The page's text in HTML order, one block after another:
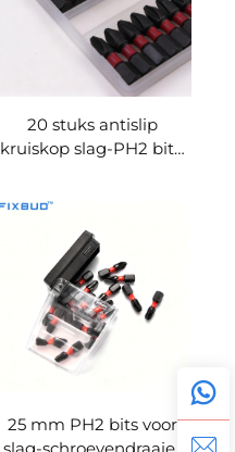
20 stuks antislip
kruiskop slag-PH2 bits,
25 mm PH2 bits voor
slag-schroevendraaier